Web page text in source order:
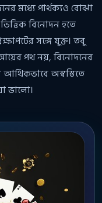
মধ্যে পার্থক্যও বোঝা
বিনোদন হতে
সঙ্গে যুক্ত। তবু
আয়ের পথ নয়, বিনোদনের
অস্বস্তিতে
ভালো।